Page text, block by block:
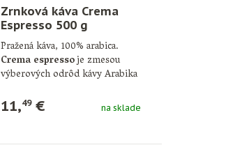
Zrnková káva Crema
Espresso 500 g
Pražená káva, 100% arabica.
Crema espressoje zmesou
výberových odrôd kávy Arabika
11,49€ na sklade